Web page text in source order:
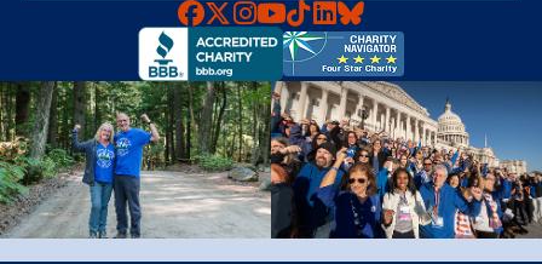
Faceboook
X Instagram
YouTube
TikTok
LinkedIn
Bluesky